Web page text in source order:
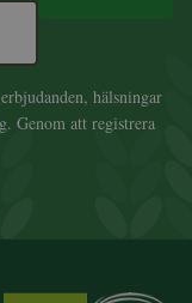
hälsningar
Genom att registrera